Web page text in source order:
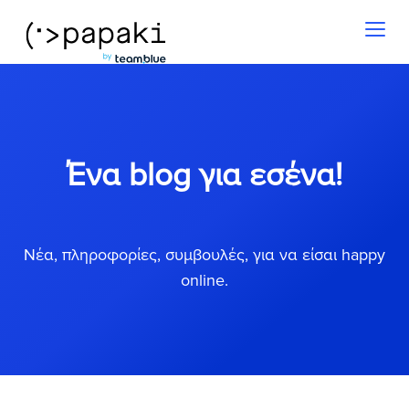
Ένα blog για εσένα!
Νέα, πληροφορίες, συμβουλές, για να είσαι happy
online.